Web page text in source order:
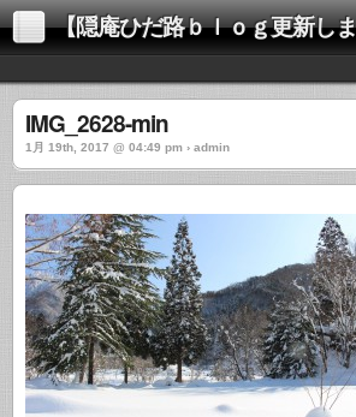
【隠庵ひだ路ｂｌｏｇ更新し
IMG_2628-min
1月 19th, 2017 @ 04:49 pm › admin